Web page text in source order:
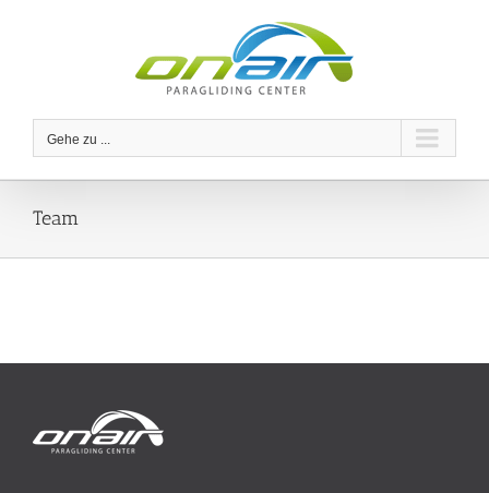
Gehe zu ...
Team